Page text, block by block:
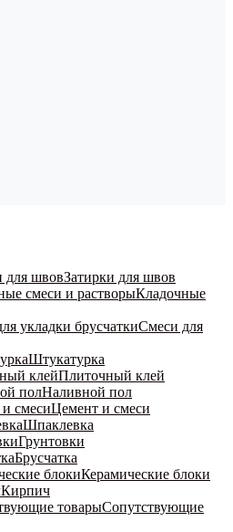
Затирки для швов
Кладочные
Смеси для
Штукатурка
Плиточный клей
Наливной пол
Цемент и смеси
Шпаклевка
Грунтовки
Брусчатка
Керамические блоки
Кирпич
Сопутствующие